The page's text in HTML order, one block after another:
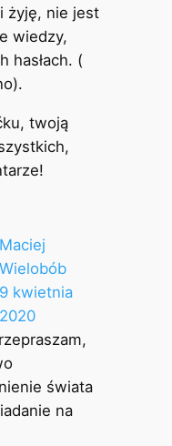
żyję, nie jest
wiedzy,
hasłach. (
twoją
Maciej
Wielobób
9 kwietnia
2020
świata
na